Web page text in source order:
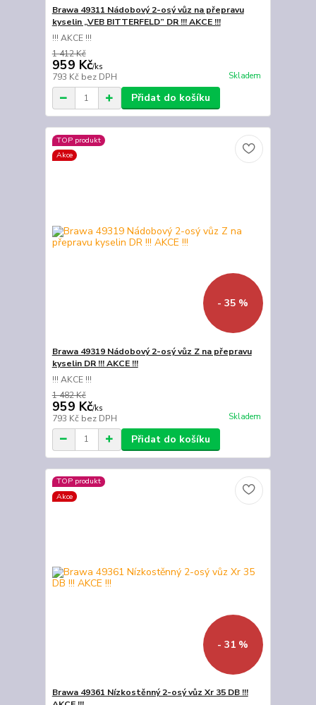
Brawa 49311 Nádobový 2-osý vůz na přepravu
kyselin „VEB BITTERFELD” DR !!! AKCE !!!
!!! AKCE !!!
1 412 Kč
959 Kč/ks
793 Kč bez DPH Skladem
Přidat do košíku
TOP produkt
Akce
- 35 %
Brawa 49319 Nádobový 2-osý vůz Z na přepravu
kyselin DR !!! AKCE !!!
!!! AKCE !!!
1 482 Kč
959 Kč/ks
793 Kč bez DPH Skladem
Přidat do košíku
TOP produkt
Akce
- 31 %
Brawa 49361 Nízkostěnný 2-osý vůz Xr 35 DB !!!